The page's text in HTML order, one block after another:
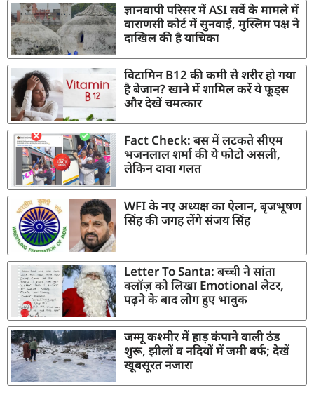
ज्ञानवापी परिसर में ASI सर्वे के मामले में
वाराणसी कोर्ट में सुनवाई, मुस्लिम पक्ष ने
दाखिल की है याचिका
विटामिन B12 की कमी से शरीर हो गया
है बेजान? खाने में शामिल करें ये फूड्स
और देखें चमत्कार
Fact Check: बस में लटकते सीएम
भजनलाल शर्मा की ये फोटो असली,
लेकिन दावा गलत
WFI के नए अध्यक्ष का ऐलान, बृजभूषण
सिंह की जगह लेंगे संजय सिंह
Letter To Santa: बच्ची ने सांता
क्लॉज़ को लिखा Emotional लेटर,
पढ़ने के बाद लोग हुए भावुक
जम्मू कश्मीर में हाड़ कंपाने वाली ठंड
शुरू, झीलों व नदियों में जमी बर्फ; देखें
खूबसूरत नजारा